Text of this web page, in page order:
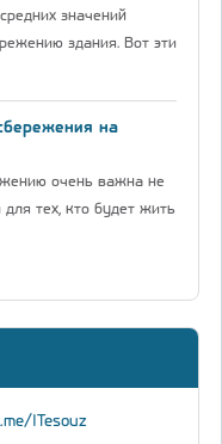
значений
здания. Вот эти
на
очень важна не
тех, кто будет жить
ITesouz